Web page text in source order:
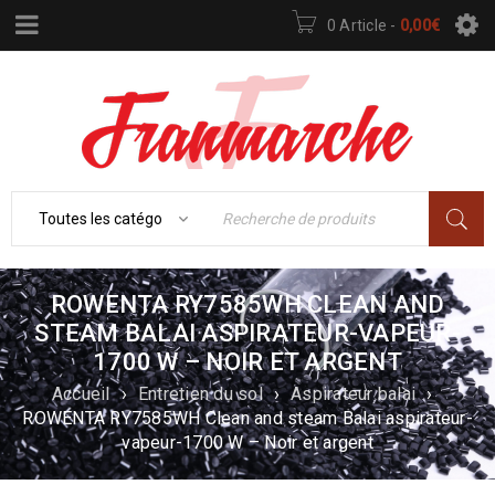
0 Article - 0,00€
ROWENTA RY7585WH CLEAN AND
STEAM BALAI ASPIRATEUR-VAPEUR-
1700 W – NOIR ET ARGENT
Accueil › Entretien du sol › Aspirateur balai ›
ROWENTA RY7585WH Clean and steam Balai aspirateur-
vapeur-1700 W – Noir et argent